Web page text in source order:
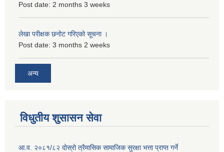
Post date: 2 months 3 weeks
लेखा परीक्षक छनोट गरिएको सूचना ।
Post date: 3 months 2 weeks
अन्य
विधुतीय शुसासन सेवा
आ.व. २०८१/८२ दोस्रो त्रैमासिक सामाजिक सुरक्षा भत्ता प्राप्त गर्ने